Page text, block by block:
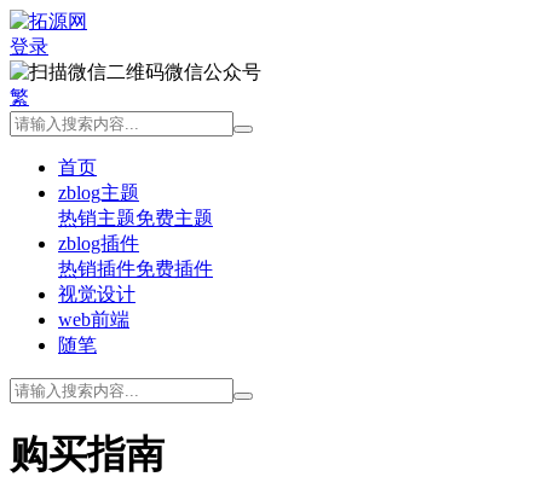
登录
微信公众号
繁
首页
zblog主题
热销主题免费主题
zblog插件
热销插件免费插件
视觉设计
web前端
随笔
购买指南